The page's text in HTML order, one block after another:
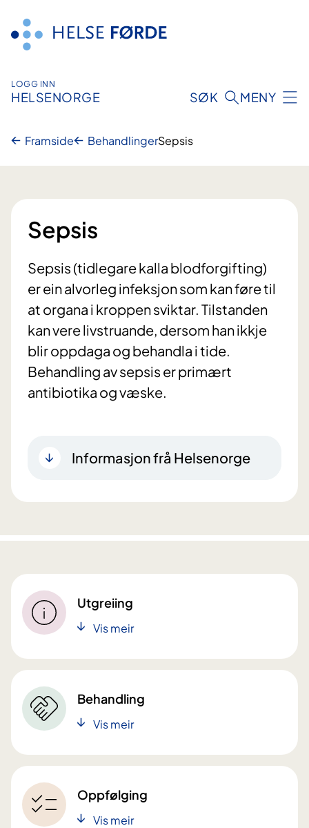
innhald
LOGG INN
HELSENORGE SØK MENY
Framside BehandlingerSepsis
Sepsis
Sepsis (tidlegare kalla blodforgifting)
er ein alvorleg infeksjon som kan føre til
at organa i kroppen sviktar. Tilstanden
kan vere livstruande, dersom han ikkje
blir oppdaga og behandla i tide.
Behandling av sepsis er primært
antibiotika og væske.
Informasjon frå Helsenorge
Utgreiing
Vis meir
Behandling
Vis meir
Oppfølging
Vis meir